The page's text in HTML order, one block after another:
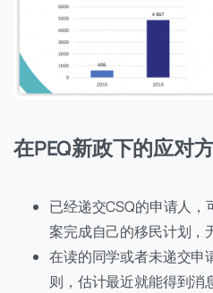
在PEQ新政下的应对
已经递交CSQ的申请人
案完成自己的移民计划，
在读的同学或者未递交申
则，估计最近就能得到消